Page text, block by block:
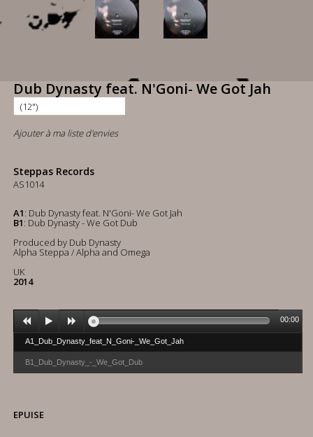
Dub Dynasty feat. N'Goni- We Got Jah
Ajouter à ma liste d'envies
Steppas Records
AS1014
A1: Dub Dynasty feat. N'Goni- We Got Jah
B1: Dub Dynasty - We Got Dub
Produced by Dub Dynasty
Alpha Steppa / Alpha and Omega
UK
2014
A1_Dub_Dynasty_feat_N_Goni-_We_Got_Jah
B1_Dub_Dynasty_-_We_Got_Dub
00:00
EPUISE